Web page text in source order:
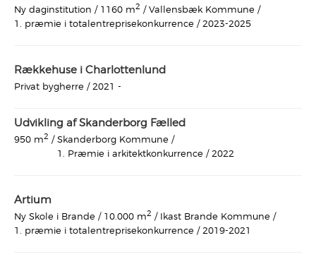
Ny daginstitution / 1160 m2 / Vallensbæk Kommune /
1. præmie i totalentreprisekonkurrence / 2023-2025
Rækkehuse i Charlottenlund
Privat bygherre / 2021 -
Udvikling af Skanderborg Fælled
950 m2 / Skanderborg Kommune /
1. Præmie i arkitektkonkurrence / 2022
Artium
Ny Skole i Brande / 10.000 m2 / Ikast Brande Kommune /
1. præmie i totalentreprisekonkurrence / 2019-2021